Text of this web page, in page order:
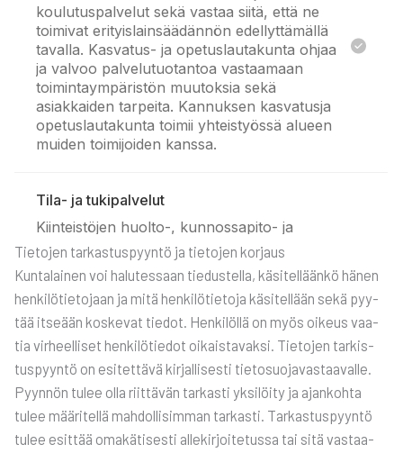
Tie­to­jen tar­kas­tus­pyyn­tö ja tie­to­jen kor­jaus
Kun­ta­lai­nen voi halu­tes­saan tie­dus­tel­la, käsi­tel­lään­kö hänen
hen­ki­lö­tie­to­jaan ja mitä hen­ki­lö­tie­to­ja käsi­tel­lään sekä pyy­
tää itse­ään kos­ke­vat tie­dot. Hen­ki­löl­lä on myös oikeus vaa­
tia vir­heel­li­set hen­ki­lö­tie­dot oikais­ta­vak­si. Tie­to­jen tar­kis­
tus­pyyn­tö on esi­tet­tä­vä kir­jal­li­ses­ti tie­to­suo­ja­vas­taa­val­le.
Pyyn­nön tulee olla riit­tä­vän tar­kas­ti yksi­löi­ty ja ajan­koh­ta
tulee mää­ri­tel­lä mah­dol­li­sim­man tar­kas­ti. Tar­kas­tus­pyyn­tö
tulee esit­tää oma­kä­ti­ses­ti alle­kir­joi­te­tus­sa tai sitä vas­taa­